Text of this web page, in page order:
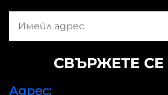
СВЪРЖЕТЕ
Адрес: